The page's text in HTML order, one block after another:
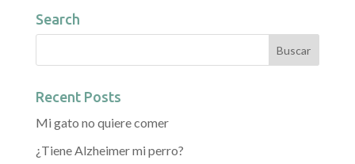
Search
Recent Posts
Mi gato no quiere comer
¿Tiene Alzheimer mi perro?